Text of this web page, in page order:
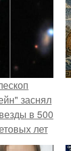
заснял
в 500
лет